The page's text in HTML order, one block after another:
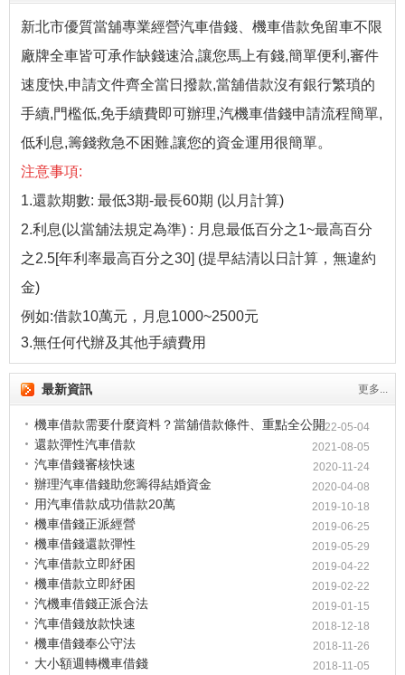
新北市優質當舖專業經營汽車借錢、機車借款免留車不限
廠牌全車皆可承作缺錢速洽,讓您馬上有錢,簡單便利,審件
速度快,申請文件齊全當日撥款,當舖借款沒有銀行繁瑣的
手續,門檻低,免手續費即可辦理,汽機車借錢申請流程簡單,
低利息,籌錢救急不困難,讓您的資金運用很簡單。
注意事項:
1.還款期數: 最低3期-最長60期 (以月計算)
2.利息(以當舖法規定為準) : 月息最低百分之1~最高百分
之2.5[年利率最高百分之30] (提早結清以日計算，無違約
金)
例如:借款10萬元，月息1000~2500元
3.無任何代辦及其他手續費用
最新資訊 更多...
機車借款需要什麼資料？當舖借款條件、重點全公開2022-05-04
還款彈性汽車借款 2021-08-05
汽車借錢審核快速 2020-11-24
辦理汽車借錢助您籌得結婚資金 2020-04-08
用汽車借款成功借款20萬 2019-10-18
機車借錢正派經營 2019-06-25
機車借錢還款彈性 2019-05-29
汽車借款立即紓困 2019-04-22
機車借款立即紓困 2019-02-22
汽機車借錢正派合法 2019-01-15
汽車借錢放款快速 2018-12-18
機車借錢奉公守法 2018-11-26
大小額週轉機車借錢 2018-11-05